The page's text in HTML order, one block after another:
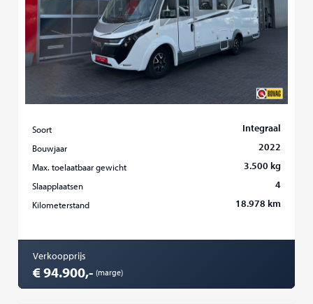
Soort Integraal
Bouwjaar 2022
Max. toelaatbaar gewicht 3.500 kg
Slaapplaatsen 4
Kilometerstand 18.978 km
Verkoopprijs
€ 94.900,- (marge)